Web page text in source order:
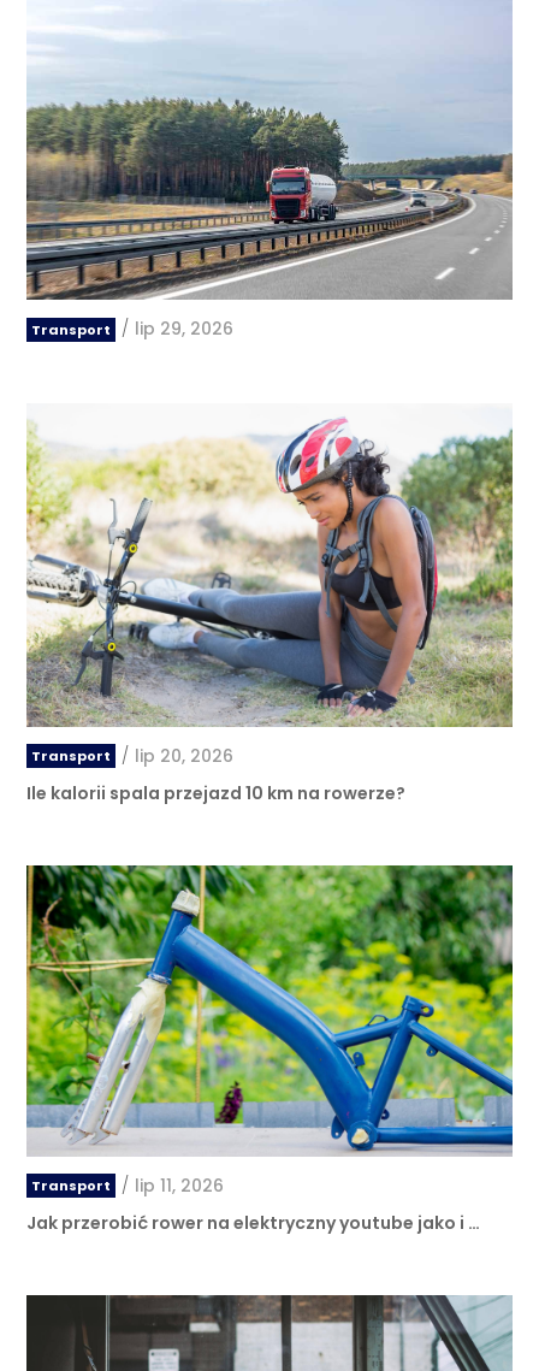
Transport / lip 29, 2026
Transport / lip 20, 2026
Ile kalorii spala przejazd 10 km na rowerze?
Transport / lip 11, 2026
Jak przerobić rower na elektryczny youtube jako i …